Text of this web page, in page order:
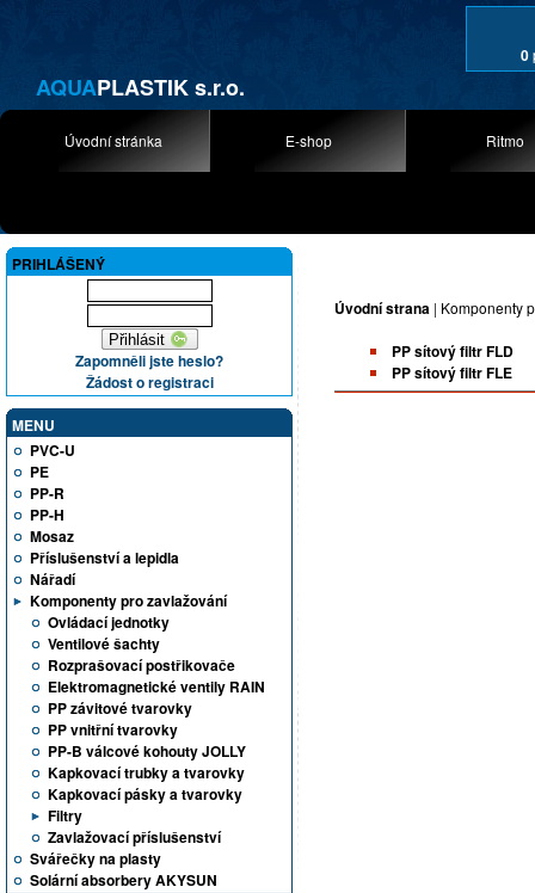
AQUAPLASTIK s.r.o.
0
Úvodní stránka E-shop Ritmo
PRIHLÁŠENÝ
Zapomněli jste heslo?
Žádost o registraci
MENU
PVC-U
PE
PP-R
PP-H
Mosaz
Příslušenství a lepidla
Nářadí
Komponenty pro zavlažování
Ovládací jednotky
Ventilové šachty
Rozprašovací postřikovače
Elektromagnetické ventily RAIN
PP závitové tvarovky
PP vnitřní tvarovky
PP-B válcové kohouty JOLLY
Kapkovací trubky a tvarovky
Kapkovací pásky a tvarovky
Filtry
Zavlažovací příslušenství
Svářečky na plasty
Solární absorbery AKYSUN
Úvodní strana | Komponenty
PP sítový filtr FLD
PP sítový filtr FLE